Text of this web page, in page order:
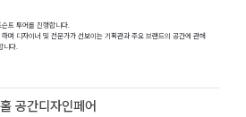
트 투어를 진행합니다.
며 디자이너 및 전문가가 선보이는 기획관과 주요 브랜드의 공간에 관해
니다.
공간디자인페어